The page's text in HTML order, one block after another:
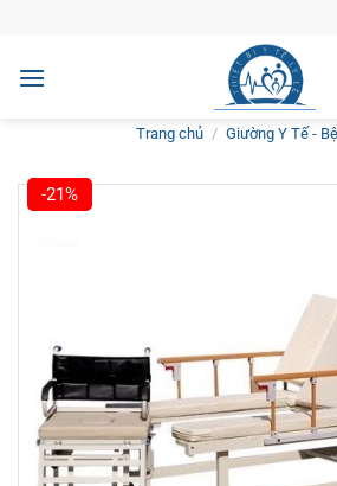
nội
Trang chủ / Giường Y Tế -
-21%